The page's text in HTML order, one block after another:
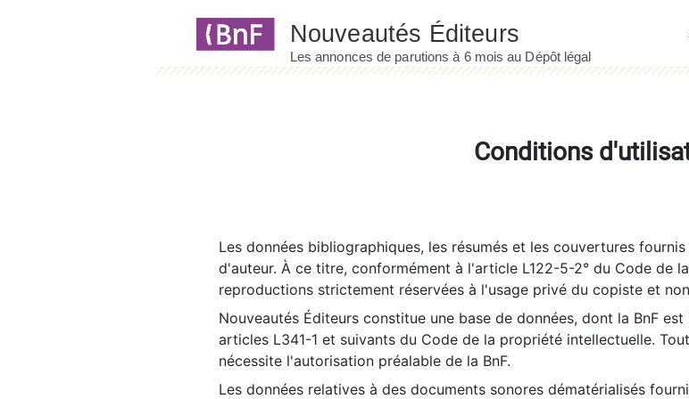
Conditions
Les données bibliographiques, les résumés et les couvertures
d'auteur. À ce titre, conformément à l'article L122-5-2° du Code de
reproductions strictement réservées à l'usage privé du copiste et
Nouveautés Éditeurs constitue une base de données, dont la BnF
articles L341-1 et suivants du Code de la propriété intellectuelle.
nécessite l'autorisation préalable de la BnF.
Les données relatives à des documents sonores dématérialisés